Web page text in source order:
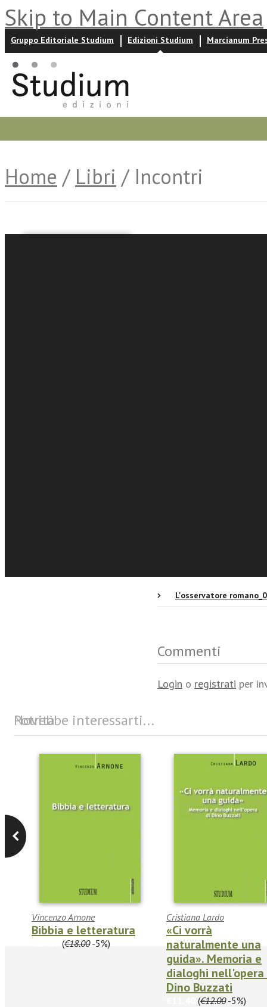
Skip to Main Content Area
Gruppo Editoriale Studium Edizioni Studium Marcianum
Home / Libri / Incontri
L'osservatore
Commenti
Login o registrati per
Potrebbe interessarti...
Vincenzo Arnone
Bibbia e letteratura
(€18.00-5%)
Cristiana Lardo
«Ci vorrà
naturalmente una
guida». Memoria e
dialoghi nell'opera
Dino Buzzati
(€12.00-5%)
Novità